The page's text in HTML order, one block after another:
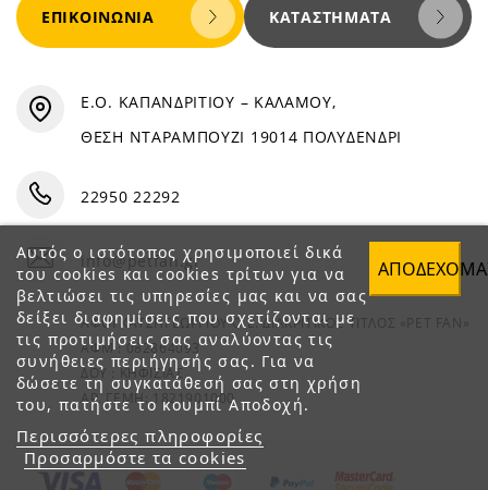
Αυτός ο ιστότοπος χρησιμοποιεί δικά
του cookies και cookies τρίτων για να
βελτιώσει τις υπηρεσίες μας και να σας
δείξει διαφημίσεις που σχετίζονται με
τις προτιμήσεις σας αναλύοντας τις
συνήθειες περιήγησής σας. Για να
δώσετε τη συγκατάθεσή σας στη χρήση
του, πατήστε το κουμπί Αποδοχή.
Περισσότερες πληροφορίες
Προσαρμόστε τα cookies
ΕΠΙΚΟΙΝΩΝΊΑ ΚΑΤΑΣΤΉΜΑΤΑ
Ε.Ο. ΚΑΠΑΝΔΡΙΤΙΟΥ – ΚΑΛΑΜΟΥ,
ΘΕΣΗ ΝΤΑΡΑΜΠΟΥΖΙ 19014 ΠΟΛΥΔΕΝΔΡΙ
22950 22292
info@petfan.gr
ΑΦΟΙ ΧΑΤΖΗΓΕΩΡΓΙΟΥ Ο.Ε. ΔΙΑΚΡΙΤΙΚΟΣ ΤΙΤΛΟΣ «PET FAN»
ΑΦΜ : 082864093
ΔΟΥ : ΚΗΦΙΣΙΑΣ
ΑΡ. ΓΕΜΗ: 1821901000